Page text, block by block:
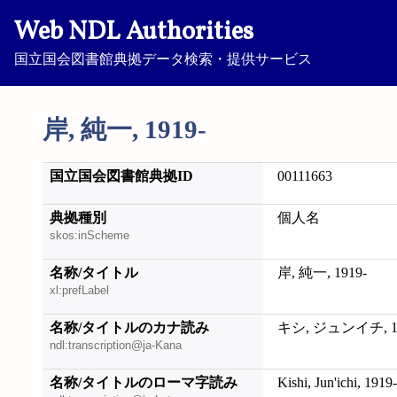
Web NDL Authorities
国立国会図書館典拠データ検索・提供サービス
岸, 純一, 1919-
国立国会図書館典拠ID 00111663
典拠種別
skos:inScheme
個人名
名称/タイトル
xl:prefLabel
岸, 純一, 1919-
名称/タイトルのカナ読み
ndl:transcription@ja-Kana
キシ, ジュンイチ,
名称/タイトルのローマ字読み Kishi, Jun'ichi, 1919-